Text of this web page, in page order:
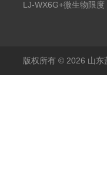
滤器
LJ-WX6G+微生物限度
版权所有 © 2026 山东